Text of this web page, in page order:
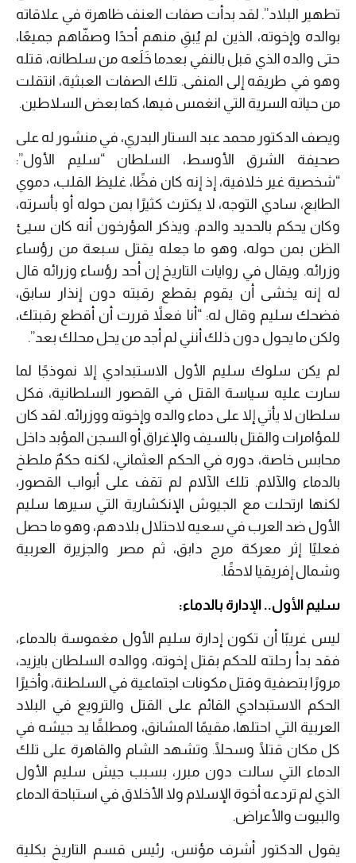
تطهير البلاد”. لقد بدأت صفات العنف ظاهرة في علاقاته
بوالده وإخوته، الذين لم يُبقِ منهم أحدًا وصفّاهم جميعًا،
حتى والده الذي قبل بالنفي بعدما خَلَعه من سلطانه، قتله
وهو في طريقه إلى المنفى. تلك الصفات العبثية، انتقلت
من حياته السرية التي انغمس فيها، كما بعض السلاطين.
ويصف الدكتور محمد عبد الستار البدري، في منشور له على
صحيفة الشرق الأوسط، السلطان “سليم الأول”:
“شخصية غير خلافية، إذ إنه كان فظًا، غليظ القلب، دموي
الطابع، سادي التوجه، لا يكترث كثيرًا بمن حوله أو بأسرته،
وكان يحكم بالحديد والدم. ويذكر المؤرخون أنه كان سيئ
الظن بمن حوله، وهو ما جعله يقتل سبعة من رؤساء
وزرائه. ويقال في روايات التاريخ إن أحد رؤساء وزرائه قال
له إنه يخشى أن يقوم بقطع رقبته دون إنذار سابق،
فضحك سليم وقال له: “أنا فعلاً قررت أن أقطع رقبتك،
ولكن ما يحول دون ذلك أنني لم أجد من يحل محلك بعد”.
لم يكن سلوك سليم الأول الاستبدادي إلا نموذجًا لما
سارت عليه سياسة القتل في القصور السلطانية، فكل
سلطان لا يأتي إلا على دماء والده وإخوته ووزرائه. لقد كان
للمؤامرات والقتل بالسيف والإغراق أو السجن المؤبد داخل
محابس خاصة، دوره في الحكم العثماني، لكنه حكمٌ ملطخ
بالدماء والآلام. تلك الآلام لم تقف على أبواب القصور،
لكنها ارتحلت مع الجيوش الإنكشارية التي سيرها سليم
الأول ضد العرب في سعيه لاحتلال بلادهم، وهو ما حصل
فعليًا إثر معركة مرج دابق، ثم مصر والجزيرة العربية
وشمال إفريقيا لاحقًا.
سليم الأول.. الإدارة بالدماء:
ليس غريبًا أن تكون إدارة سليم الأول مغموسة بالدماء،
فقد بدأ رحلته للحكم بقتل إخوته، ووالده السلطان بايزيد،
مرورًا بتصفية وقتل مكونات اجتماعية في السلطنة، وأخيرًا
الحكم الاستبدادي القائم على القتل والترويع في البلاد
العربية التي احتلها، مقيمًا المشانق، ومطلقًا يد جيشه في
كل مكان قتلًا وسحلًا. وتشهد الشام والقاهرة على تلك
الدماء التي سالت دون مبرر، بسبب جيش سليم الأول
الذي لم تردعه أخوة الإسلام ولا الأخلاق في استباحة الدماء
والبيوت والأعراض.
يقول الدكتور أشرف مؤنس، رئيس قسم التاريخ بكلية